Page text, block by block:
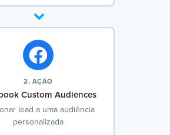
2. AÇÃO
Custom Audiences
lead a uma audiência
personalizada